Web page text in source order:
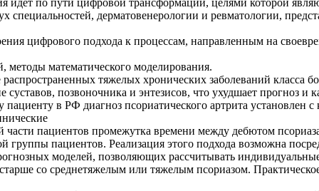
идет по пути цифровой трансформации, целями которой
специальностей, дерматовенерологии и ревматологии,
цифрового подхода к процессам, направленным на
математического моделирования.
распространенных тяжелых хронических заболеваний
позвоночника и энтезисов, что ухудшает прогноз и
в РФ диагноз псориатического артрита установлен
пациентов промежутка времени между дебютом
пациентов. Реализация этого подхода возможна
моделей, позволяющих рассчитывать
старше со среднетяжелым или тяжелым псориазом.